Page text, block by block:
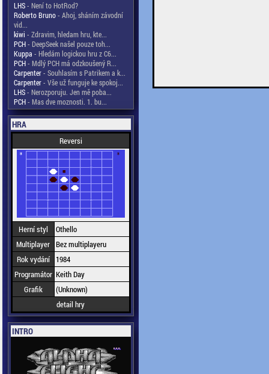
LHS- Není to HotRod?
Roberto Bruno- Ahoj, sháním závodní
vid...
kiwi - Zdravim, hledam hru, kte...
PCH- DeepSeek našel pouze toh...
Kuppa - Hledám logickou hru z C6...
PCH- Mdlý PCH má odzkoušený R...
Carpenter- Souhlasím s Patrikem a k...
Carpenter- Vše už funguje ke spokoj...
LHS- Nerozporuju. Jen mě poba...
PCH- Mas dve moznosti. 1. bu...
HRA
Reversi
Herní styl
Othello
Multiplayer Bez multiplayeru
Rok vydání
1984
Programátor Keith Day
Grafik
(Unknown)
detail hry
INTRO